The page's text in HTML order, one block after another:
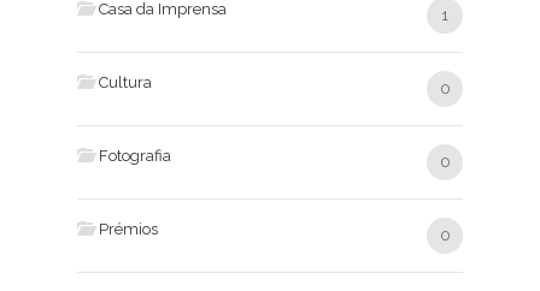
Casa da Imprensa 1
Cultura 0
Fotografia 0
Prémios 0